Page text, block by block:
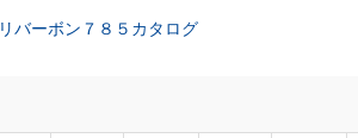
リバーボン７８５カタログ